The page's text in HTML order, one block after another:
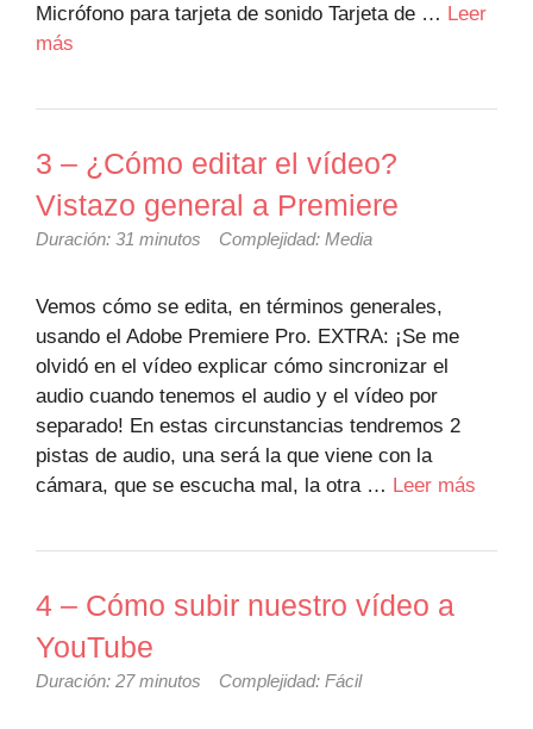
Micrófono para tarjeta de sonido Tarjeta de … Leer
más
3 – ¿Cómo editar el vídeo?
Vistazo general a Premiere
Duración: 31 minutos Complejidad: Media
Vemos cómo se edita, en términos generales,
usando el Adobe Premiere Pro. EXTRA: ¡Se me
olvidó en el vídeo explicar cómo sincronizar el
audio cuando tenemos el audio y el vídeo por
separado! En estas circunstancias tendremos 2
pistas de audio, una será la que viene con la
cámara, que se escucha mal, la otra … Leer más
4 – Cómo subir nuestro vídeo a
YouTube
Duración: 27 minutos Complejidad: Fácil